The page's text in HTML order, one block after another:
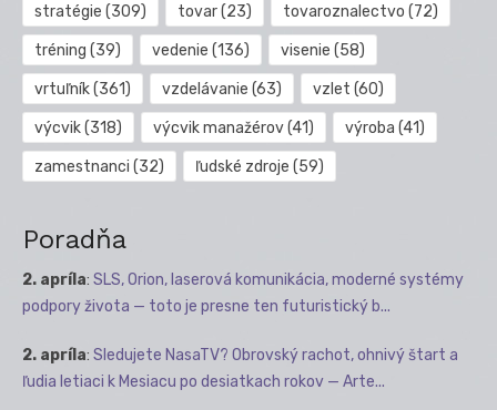
stratégie (309) tovar(23) tovaroznalectvo (72)
tréning (39) vedenie (136) visenie (58)
vrtuľník(361) vzdelávanie (63) vzlet (60)
výcvik(318) výcvik manažérov(41) výroba (41)
zamestnanci (32) ľudské zdroje (59)
Poradňa
2. apríla: SLS, Orion, laserová komunikácia, moderné systémy
podpory života — toto je presne ten futuristický b...
2. apríla: Sledujete NasaTV? Obrovský rachot, ohnivý štart a
ľudia letiaci k Mesiacu po desiatkach rokov — Arte...